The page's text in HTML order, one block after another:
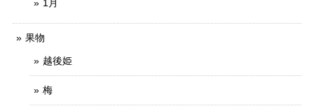
1月
果物
越後姫
梅